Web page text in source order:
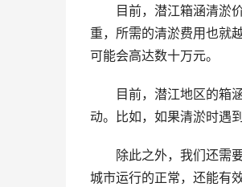
目前，潜江箱涵清淤
重，所需的清淤费用也就
可能会高达数十万元。
目前，潜江地区的箱
动。比如，如果清淤时遇
除此之外，我们还需
城市运行的正常，还能有